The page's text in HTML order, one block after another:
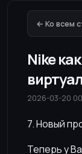
← Ко всем
Nike
2026-03-20
7. Новый
Теперь у